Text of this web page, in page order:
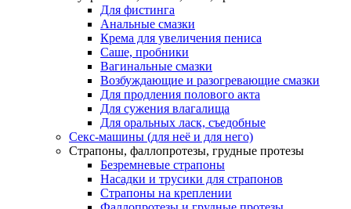
Для фистинга
Анальные смазки
Крема для увеличения пениса
Саше, пробники
Вагинальные смазки
Возбуждающие и разогревающие смазки
Для продления полового акта
Для сужения влагалища
Для оральных ласк, съедобные
Секс-машины (для неё и для него)
Страпоны, фаллопротезы, грудные протезы
Безремневые страпоны
Насадки и трусики для страпонов
Страпоны на креплении